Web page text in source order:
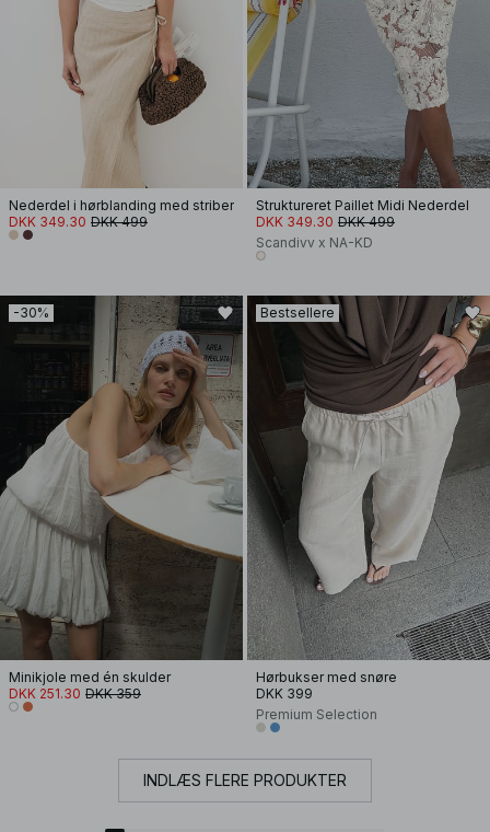
Nederdel i hørblanding med striber
DKK 349.30 DKK 499
Struktureret Paillet Midi Nederdel
DKK 349.30 DKK 499
Scandivv x NA-KD
-30%
Minikjole med én skulder
DKK 251.30 DKK 359
Bestsellere
Hørbukser med snøre
DKK 399
Premium Selection
INDLÆS FLERE PRODUKTER